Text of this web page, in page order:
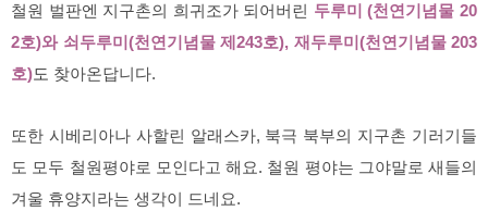
철원 벌판엔 지구촌의 희귀조가 되어버린 두루미 (천연기념물 20
2호)와 쇠두루미(천연기념물 제243호), 재두루미(천연기념물 203
호)도 찾아온답니다.
또한 시베리아나 사할린 알래스카, 북극 북부의 지구촌 기러기들
도 모두 철원평야로 모인다고 해요. 철원 평야는 그야말로 새들의
겨울 휴양지라는 생각이 드네요.